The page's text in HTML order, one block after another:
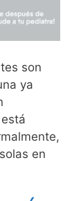
son
ya
en